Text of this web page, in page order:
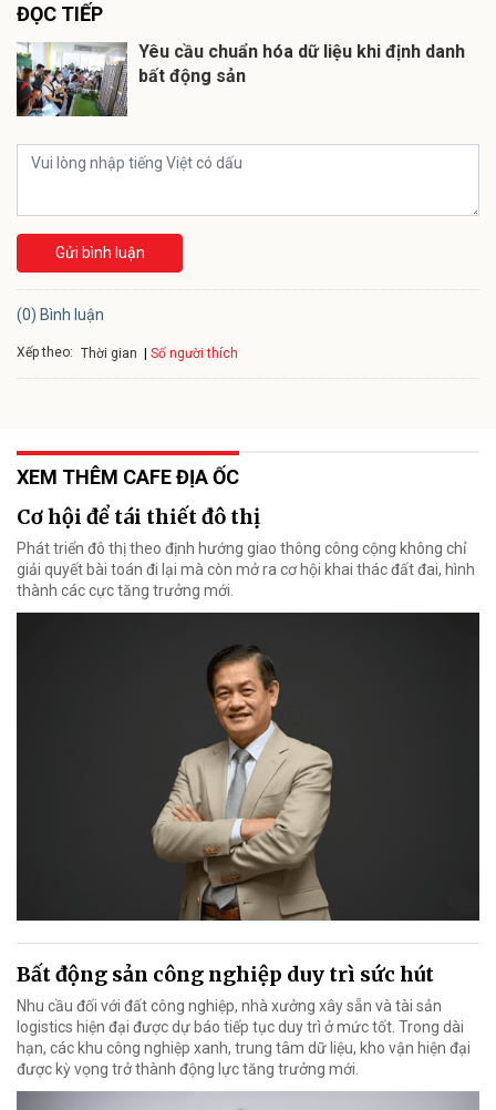
ĐỌC TIẾP
Yêu cầu chuẩn hóa dữ liệu khi định danh
bất động sản
Gửi bình luận
(0) Bình luận
Xếp theo: Thời gian Số người thích
XEM THÊM CAFE ĐỊA ỐC
Cơ hội để tái thiết đô thị
Phát triển đô thị theo định hướng giao thông công cộng không chỉ
giải quyết bài toán đi lại mà còn mở ra cơ hội khai thác đất đai, hình
thành các cực tăng trưởng mới.
Bất động sản công nghiệp duy trì sức hút
Nhu cầu đối với đất công nghiệp, nhà xưởng xây sẵn và tài sản
logistics hiện đại được dự báo tiếp tục duy trì ở mức tốt. Trong dài
hạn, các khu công nghiệp xanh, trung tâm dữ liệu, kho vận hiện đại
được kỳ vọng trở thành động lực tăng trưởng mới.